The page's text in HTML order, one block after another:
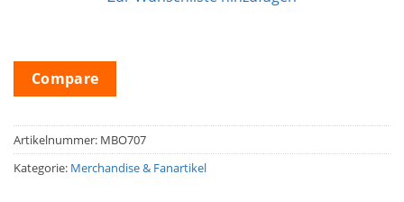
Compare
Artikelnummer: MBO707
Kategorie: Merchandise & Fanartikel